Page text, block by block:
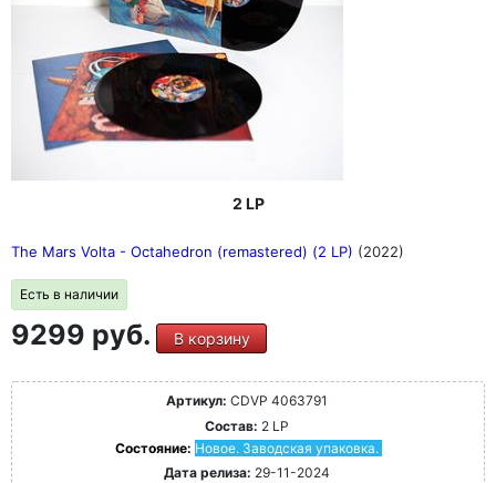
2 LP
The Mars Volta - Octahedron (remastered) (2 LP) (2022)
Есть в наличии
9299 руб. В корзину
Артикул: CDVP 4063791
Состав: 2 LP
Состояние: Новое. Заводская упаковка.
Дата релиза: 29-11-2024